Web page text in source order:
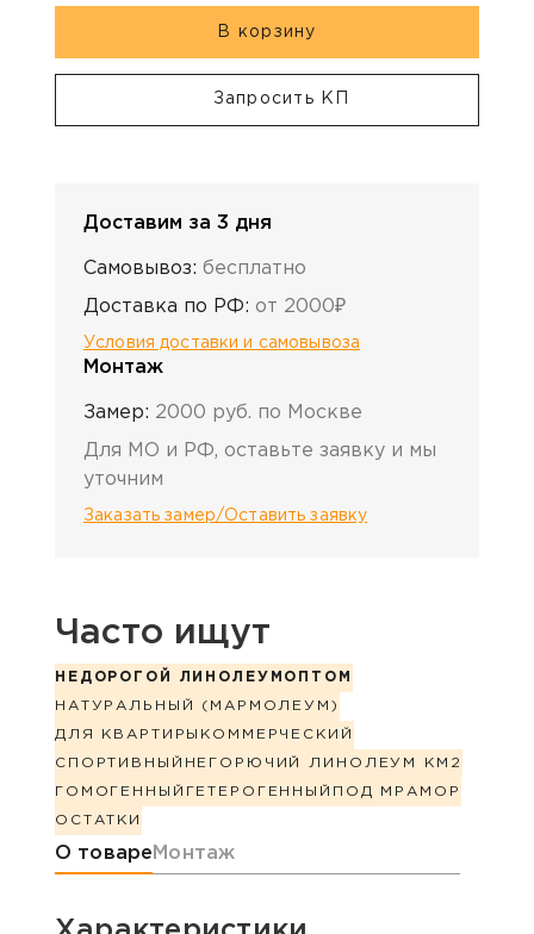
В корзину
Запросить КП
Доставим за 3 дня
Самовывоз: бесплатно
Доставка по РФ: от 2000₽
Условия доставки и самовывоза
Монтаж
Замер: 2000 руб. по Москве
Для МО и РФ, оставьте заявку и мы
уточним
Заказать замер/Оставить заявку
Часто ищут
НЕДОРОГОЙ ЛИНОЛЕУМ ОПТОМ
НАТУРАЛЬНЫЙ (МАРМОЛЕУМ)
ДЛЯ КВАРТИРЫ КОММЕРЧЕСКИЙ
СПОРТИВНЫЙ НЕГОРЮЧИЙ ЛИНОЛЕУМ КМ2
ГОМОГЕННЫЙ ГЕТЕРОГЕННЫЙ ПОД МРАМОР
ОСТАТКИ
Информация о товаре
О товаре Монтаж